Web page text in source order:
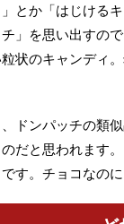
」とか「はじける
」を思い出すの
状のキャンディ
ドンパッチの類
だと思われます
す。チョコなの